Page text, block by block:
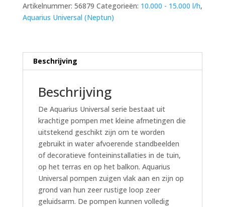
Artikelnummer: 56879 Categorieën: 10.000 - 15.000 l/h,
Aquarius Universal (Neptun)
Beschrijving
Beschrijving
De Aquarius Universal serie bestaat uit
krachtige pompen met kleine afmetingen die
uitstekend geschikt zijn om te worden
gebruikt in water afvoerende standbeelden
of decoratieve fonteininstallaties in de tuin,
op het terras en op het balkon. Aquarius
Universal pompen zuigen vlak aan en zijn op
grond van hun zeer rustige loop zeer
geluidsarm. De pompen kunnen volledig